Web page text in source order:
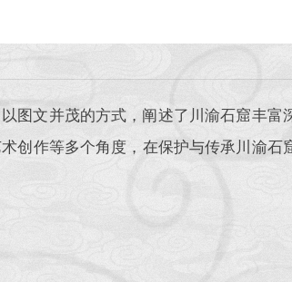
图文并茂的方式，阐述了川渝石窟丰富
创作等多个角度，在保护与传承川渝石